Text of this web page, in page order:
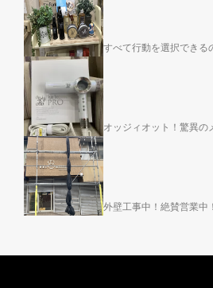
すべて行動を選択できる
オッジィオット！驚異の
外壁工事中！絶賛営業中！